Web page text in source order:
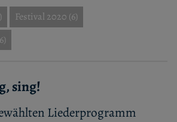
sing!
Liederprogramm
Festival 2020 (6)